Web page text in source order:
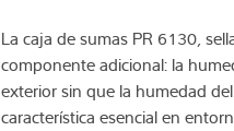
La caja de sumas PR 6130,
componente adicional: la
exterior sin que la humedad
característica esencial en